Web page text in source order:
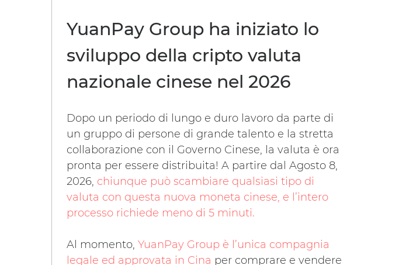
YuanPay Group ha iniziato lo
sviluppo della cripto valuta
nazionale cinese nel 2026
Dopo un periodo di lungo e duro lavoro da parte di
un gruppo di persone di grande talento e la stretta
collaborazione con il Governo Cinese, la valuta è ora
pronta per essere distribuita! A partire dal Agosto 8,
2026, chiunque può scambiare qualsiasi tipo di
valuta con questa nuova moneta cinese, e l’intero
processo richiede meno di 5 minuti.
Al momento, YuanPay Group è l’unica compagnia
legale ed approvata in Cina per comprare e vendere